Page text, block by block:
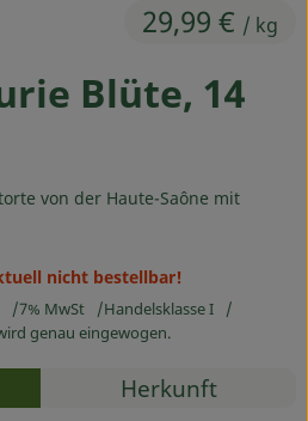
Blüte, 14
von der Haute-Saône mit
29,99 € / kg
nicht bestellbar!
7% MwSt
Handelsklasse I
genau eingewogen.
Rezepte Herkunft